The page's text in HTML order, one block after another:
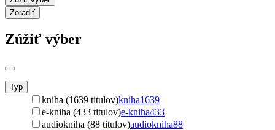
Zoradiť
Zúžiť výber
Typ
kniha (1639 titulov)kniha1639
e-kniha (433 titulov)e-kniha433
audiokniha (88 titulov)audiokniha88